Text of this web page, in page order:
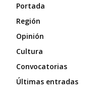
Portada
Región
Opinión
Cultura
Convocatorias
Últimas entradas